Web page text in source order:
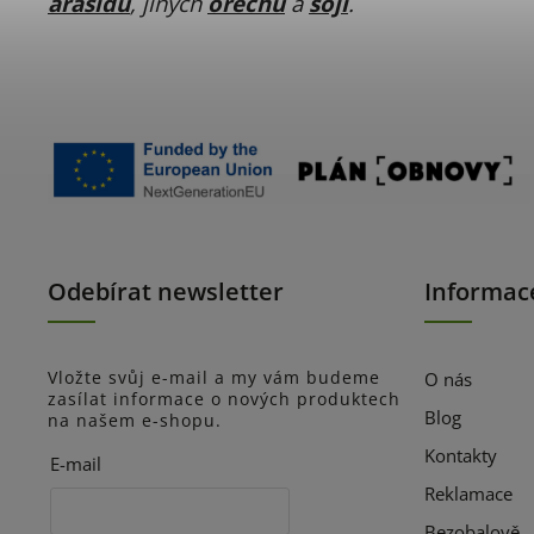
Odebírat newsletter
Vložte svůj e-mail a my vám budeme
zasílat informace o nových produktech
na našem e-shopu.
E-mail
O nás
Blog
Kontakty
Reklamace